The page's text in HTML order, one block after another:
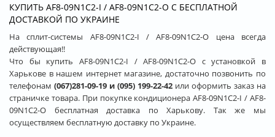
КУПИТЬ AF8-09N1C2-I / AF8-09N1C2-O С БЕСПЛАТНОЙ
ДОСТАВКОЙ ПО УКРАИНЕ
На сплит-системы AF8-09N1C2-I / AF8-09N1C2-O цена всегда
действующая!!
Что бы купить AF8-09N1C2-I / AF8-09N1C2-O с установкой в
Харькове в нашем интернет магазине, достаточно позвонить по
телефонам (067)281-09-19 и (095) 199-22-42 или оформить заказ на
страничке товара. При покупке кондиционера AF8-09N1C2-I / AF8-
09N1C2-O бесплатная доставка по Харькову. Так же мы
осуществляем бесплатную доставку по Украине.